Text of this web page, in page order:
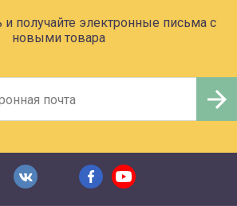
получайте электронные письма с
новыми товара